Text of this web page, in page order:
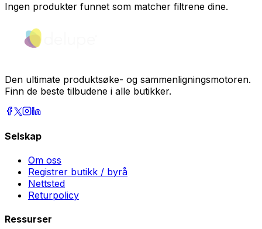
Ingen produkter funnet som matcher filtrene dine.
Den ultimate produktsøke- og sammenligningsmotoren.
Finn de beste tilbudene i alle butikker.
Selskap
Om oss
Registrer butikk / byrå
Nettsted
Returpolicy
Ressurser